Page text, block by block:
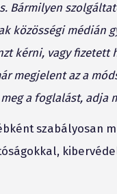
Bármilyen
közösségi
kérni, vagy
megjelent az a
a foglalást, adja
szabályosan